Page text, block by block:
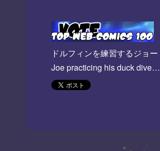
ドルフィンを練習するジョー
Joe practicing his duck dive…